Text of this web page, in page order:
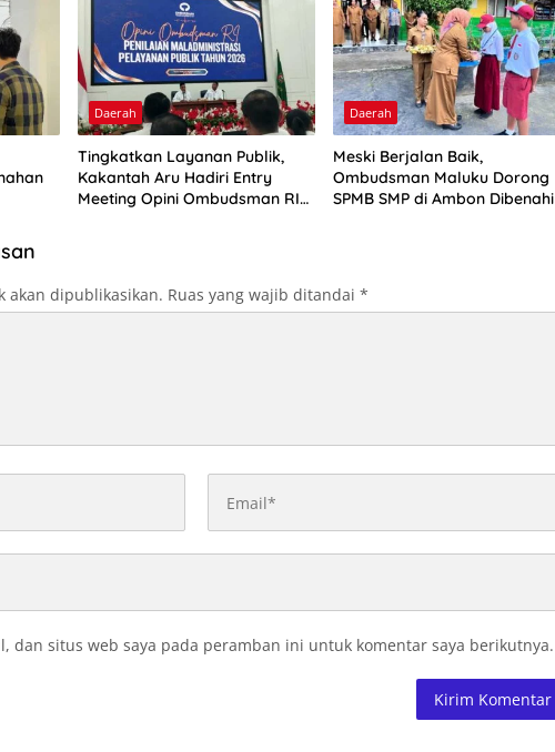
Daerah
Tingkatkan Layanan Publik,
Kakantah Aru Hadiri Entry
Meeting Opini Ombudsman RI
Daerah
Meski Berjalan Baik,
Ombudsman Maluku Dorong
SPMB SMP di Ambon Dibenahi
akan dipublikasikan. Ruas yang wajib ditandai *
dan situs web saya pada peramban ini untuk komentar saya berikutnya.